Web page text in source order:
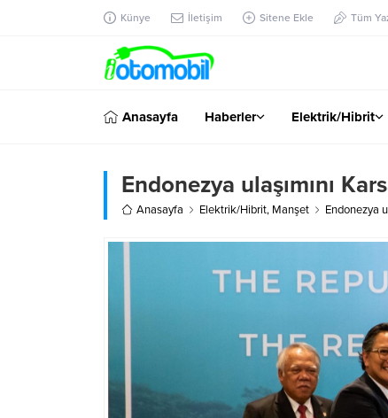
Künye İletişim Sitene Ekle Tüm
Anasayfa Haberler Elektrik/Hibrit
Endonezya ulaşımını
Anasayfa Elektrik/Hibrit, Manşet Endonezya